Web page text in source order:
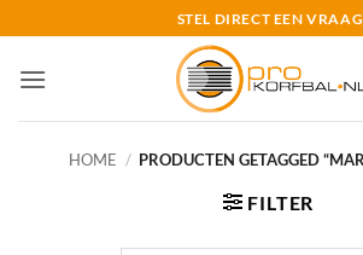
naar
inhoud
STEL DIRECT EEN VRAAG
HOME / PRODUCTEN GETAGGED
FILTER